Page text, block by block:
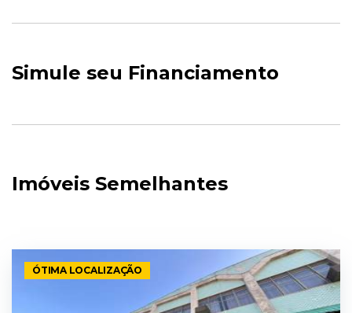
Simule seu Financiamento
Imóveis Semelhantes
ÓTIMA LOCALIZAÇÃO